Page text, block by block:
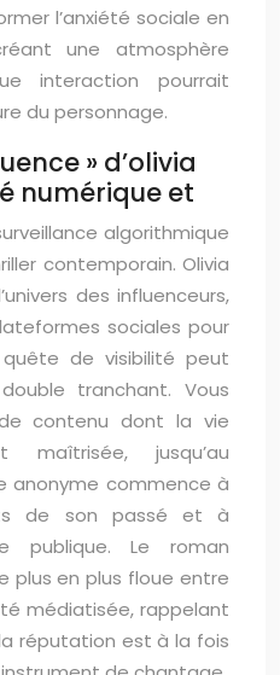
l’anxiété sociale en
une atmosphère
interaction pourrait
du personnage.
» d’olivia
numérique et
algorithmique
contemporain. Olivia
des influenceurs,
sociales pour
de visibilité peut
tranchant. Vous
contenu dont la vie
maîtrisée, jusqu’au
anonyme commence à
de son passé et à
publique. Le roman
plus en plus floue entre
médiatisée, rappelant
la réputation est à la fois